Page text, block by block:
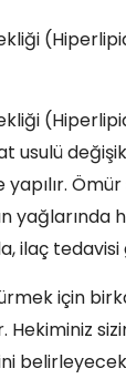
usulü
yapılır.
yağlarında
ilaç
için
Hekiminiz